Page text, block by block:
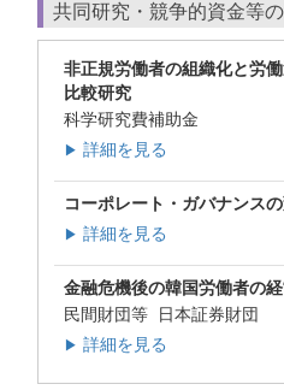
共同研究・競争的資金等
非正規労働者の組織化と労
比較研究
科学研究費補助金
▶ 詳細を見る
コーポレート・ガバナンス
▶ 詳細を見る
金融危機後の韓国労働者の
民間財団等 日本証券財団
▶ 詳細を見る